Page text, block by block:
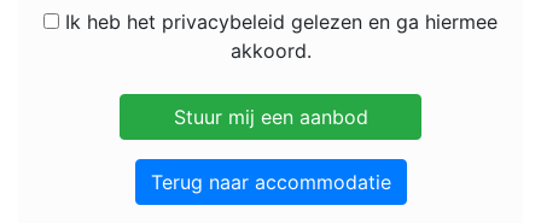
Ik heb het privacybeleid gelezen en ga hiermee
akkoord.
Terug naar accommodatie